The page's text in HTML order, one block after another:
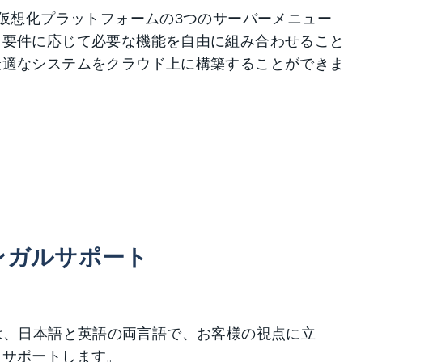
想化プラットフォームの3つのサーバーメニュー
件に応じて必要な機能を自由に組み合わせること
なシステムをクラウド上に構築することができま
ルサポート
日本語と英語の両言語で、お客様の視点に立
ポートします。